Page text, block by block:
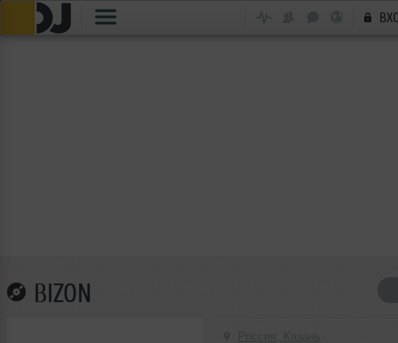
BIZON